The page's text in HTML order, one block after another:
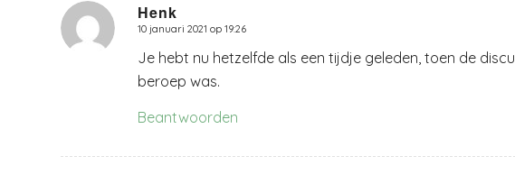
Henk
zegt:
10 januari 2021 op 19:26
Je hebt nu hetzelfde als een tijdje geleden, toen de
beroep was.
Beantwoorden